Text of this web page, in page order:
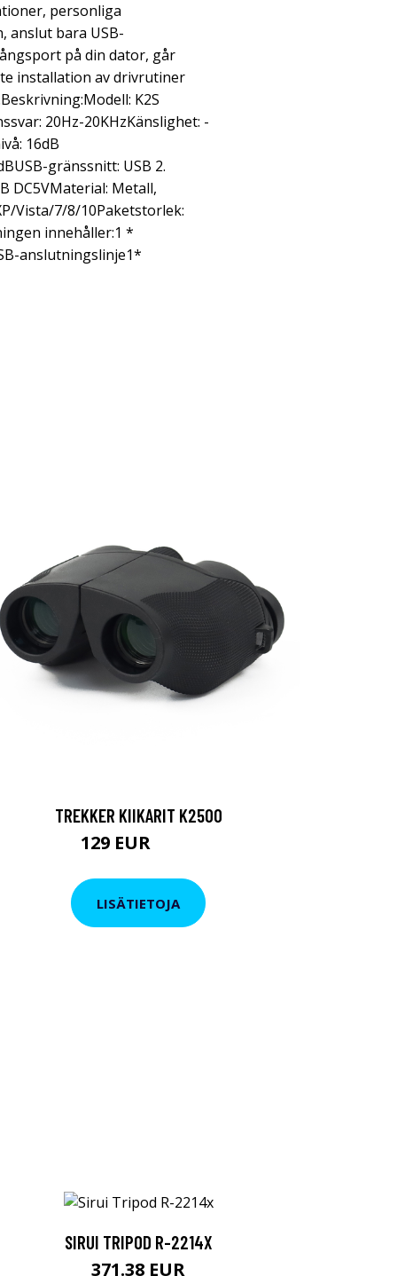
personliga
anslut bara USB-
på din dator, går
installation av drivrutiner
K2S
20Hz-20KHzKänslighet: -
16dB
gränssnitt: USB 2.
DC5VMaterial: Metall,
Vista/7/8/10Paketstorlek:
innehåller:1 *
anslutningslinje1*
TREKKER KIIKARIT K2500
129 EUR
LISÄTIETOJA
SIRUI TRIPOD R-2214X
371.38 EUR